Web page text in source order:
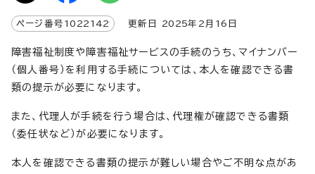
ページ番号 1022142 更新日 2025年2月 16 日
障害福祉制度や障害福祉サービスの手続のうち、マイナンバー
（個人番号）を利用する手続については、本人を確認できる書
類の提示が必要になります。
また、代理人が手続を行う場合は、代理権が確認できる書類
（委任状など）が必要になります。
本人を確認できる書類の提示が難しい場合やご不明な点があ